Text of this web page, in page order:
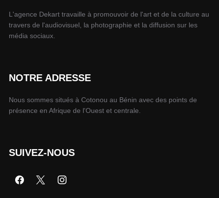
L'agence Dekart travaille à promouvoir de l'art et de la culture au
travers de l'audiovisuel, la photographie et la diffusion sur les
média sociaux.
NOTRE ADRESSE
Nous sommes situés à Cotonou au Bénin avec des points de
présence en Afrique de l'Ouest et centrale.
SUIVEZ-NOUS